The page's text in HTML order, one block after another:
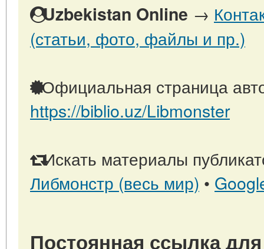
Uzbekistan Online →
(статьи, фото, файлы и пр.)
Официальная страница
https://biblio.uz/Libmonster
Искать материалы
Либмонстр (весь мир) •
Постоянная ссылка